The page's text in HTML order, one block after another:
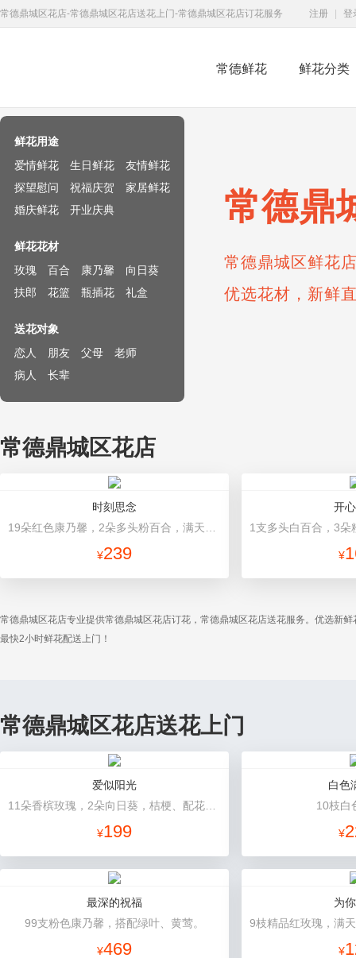
常德鼎城区花店-常德鼎城区花店送花上门-常德鼎城区花店订花服务 注册 登
常德鲜花 鲜花分类
常德鼎
常德鼎城区鲜花
优选花材，新鲜
鲜花用途
爱情鲜花
生日鲜花
友情鲜花
探望慰问
祝福庆贺
家居鲜花
婚庆鲜花
开业庆典
鲜花花材
玫瑰
百合 康乃馨
向日葵
扶郎
花篮 瓶插花 礼盒
送花对象
恋人
朋友 父母
老师
病人
长辈
常德鼎城区花店
时刻思念
¥239
开
¥
常德鼎城区花店专业提供常德鼎城区花店订花，常德鼎城区花店送花服务。优选新
最快2小时鲜花配送上门！
常德鼎城区花店送花上门
爱似阳光
¥199
白色
10枝白
¥
最深的祝福
99支粉色康乃馨，搭配绿叶、黄莺。
¥469
为
¥